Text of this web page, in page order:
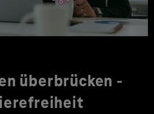
überbrücken -